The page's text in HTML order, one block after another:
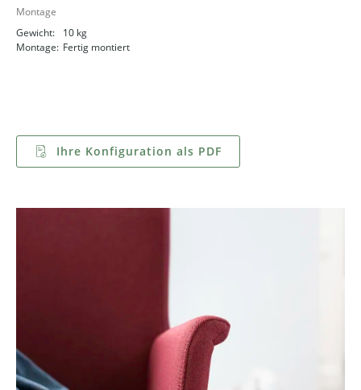
Montage
Gewicht:
10 kg
Montage: Fertig montiert
Ihre Konfiguration als PDF